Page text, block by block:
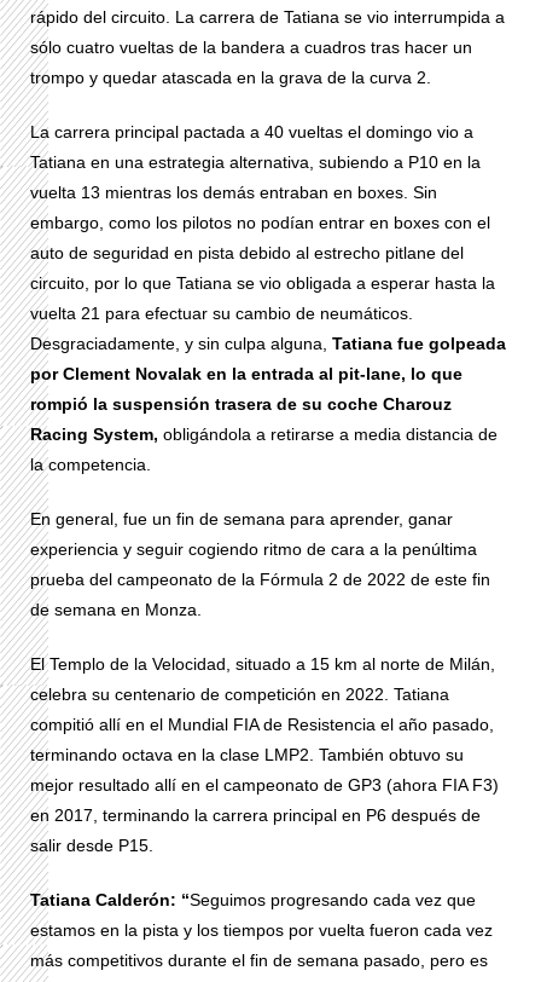
rápido del circuito. La carrera de Tatiana se vio interrumpida a
sólo cuatro vueltas de la bandera a cuadros tras hacer un
trompo y quedar atascada en la grava de la curva 2.
La carrera principal pactada a 40 vueltas el domingo vio a
Tatiana en una estrategia alternativa, subiendo a P10 en la
vuelta 13 mientras los demás entraban en boxes. Sin
embargo, como los pilotos no podían entrar en boxes con el
auto de seguridad en pista debido al estrecho pitlane del
circuito, por lo que Tatiana se vio obligada a esperar hasta la
vuelta 21 para efectuar su cambio de neumáticos.
Desgraciadamente, y sin culpa alguna, Tatiana fue golpeada
por Clement Novalak en la entrada al pit-lane, lo que
rompió la suspensión trasera de su coche Charouz
Racing System, obligándola a retirarse a media distancia de
la competencia.
En general, fue un fin de semana para aprender, ganar
experiencia y seguir cogiendo ritmo de cara a la penúltima
prueba del campeonato de la Fórmula 2 de 2022 de este fin
de semana en Monza.
El Templo de la Velocidad, situado a 15 km al norte de Milán,
celebra su centenario de competición en 2022. Tatiana
compitió allí en el Mundial FIA de Resistencia el año pasado,
terminando octava en la clase LMP2. También obtuvo su
mejor resultado allí en el campeonato de GP3 (ahora FIA F3)
en 2017, terminando la carrera principal en P6 después de
salir desde P15.
Tatiana Calderón: “Seguimos progresando cada vez que
estamos en la pista y los tiempos por vuelta fueron cada vez
más competitivos durante el fin de semana pasado, pero es